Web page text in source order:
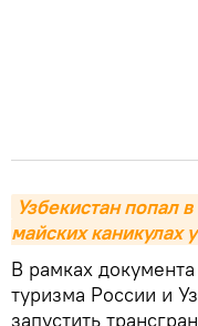
Узбекистан попал
майских каникулах
В рамках
туризма России и
запустить